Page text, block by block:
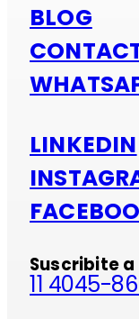
BLOG
LINKEDIN
Suscribite
11 4045-